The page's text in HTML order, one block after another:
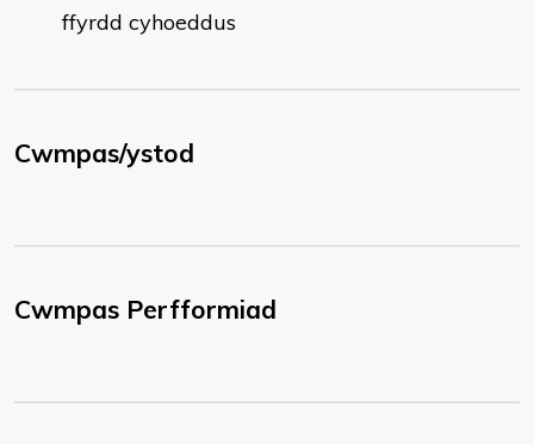
ffyrdd cyhoeddus
Cwmpas/ystod
Cwmpas Perfformiad